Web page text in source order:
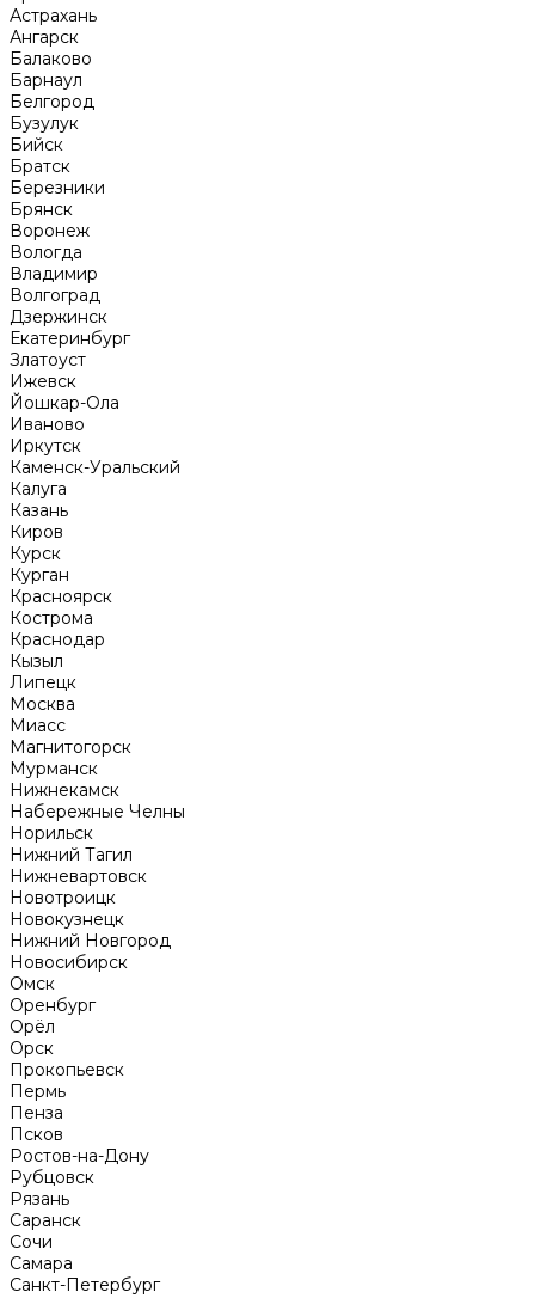
Астрахань
Ангарск
Балаково
Барнаул
Белгород
Бузулук
Бийск
Братск
Березники
Брянск
Воронеж
Вологда
Владимир
Волгоград
Дзержинск
Екатеринбург
Златоуст
Ижевск
Йошкар-Ола
Иваново
Иркутск
Каменск-Уральский
Калуга
Казань
Киров
Курск
Курган
Красноярск
Кострома
Краснодар
Кызыл
Липецк
Москва
Миасс
Магнитогорск
Мурманск
Нижнекамск
Набережные Челны
Норильск
Нижний Тагил
Нижневартовск
Новотроицк
Новокузнецк
Нижний Новгород
Новосибирск
Омск
Оренбург
Орёл
Орск
Прокопьевск
Пермь
Пенза
Псков
Ростов-на-Дону
Рубцовск
Рязань
Саранск
Сочи
Самара
Санкт-Петербург